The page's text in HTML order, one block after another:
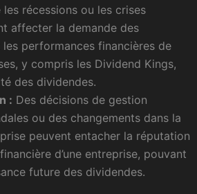
récessions ou les crises
affecter la demande des
performances financières de
y compris les Dividend Kings,
des dividendes.
: Des décisions de gestion
ou des changements dans la
peuvent entacher la réputation
d’une entreprise, pouvant
future des dividendes.